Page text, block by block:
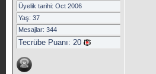
Üyelik tarihi: Oct 2006
Yaş: 37
Mesajlar: 344
Tecrübe Puanı: 20